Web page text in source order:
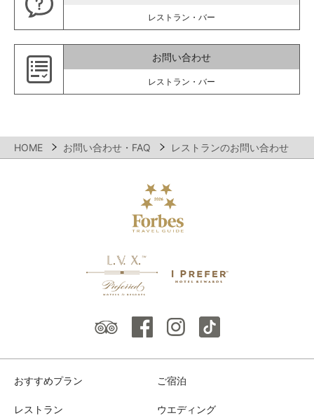
レストラン・バー
お問い合わせ
レストラン・バー
HOME お問い合わせ・FAQ レストランのお問い合わせ
おすすめプラン ご宿泊
レストラン ウエディング